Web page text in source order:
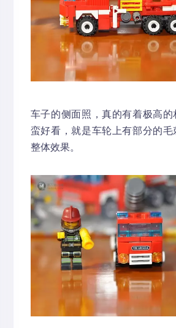
车子的侧面照，真的有着极高
蛮好看，就是车轮上有部分的毛
整体效果。